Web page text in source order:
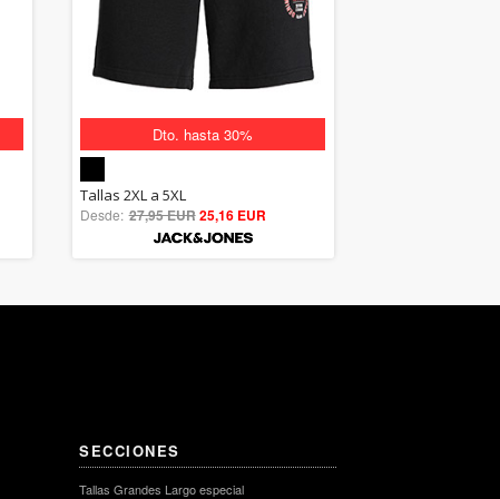
Dto. hasta 30%
5.00
out of 5
Tallas 2XL a 5XL
Desde: 27,95 EUR25,16 EUR
SECCIONES
Tallas Grandes Largo especial